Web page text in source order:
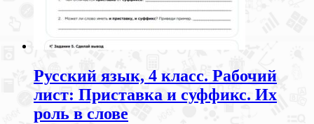
Русский язык, 4 класс. Рабочий
лист: Приставка и суффикс. Их
роль в слове